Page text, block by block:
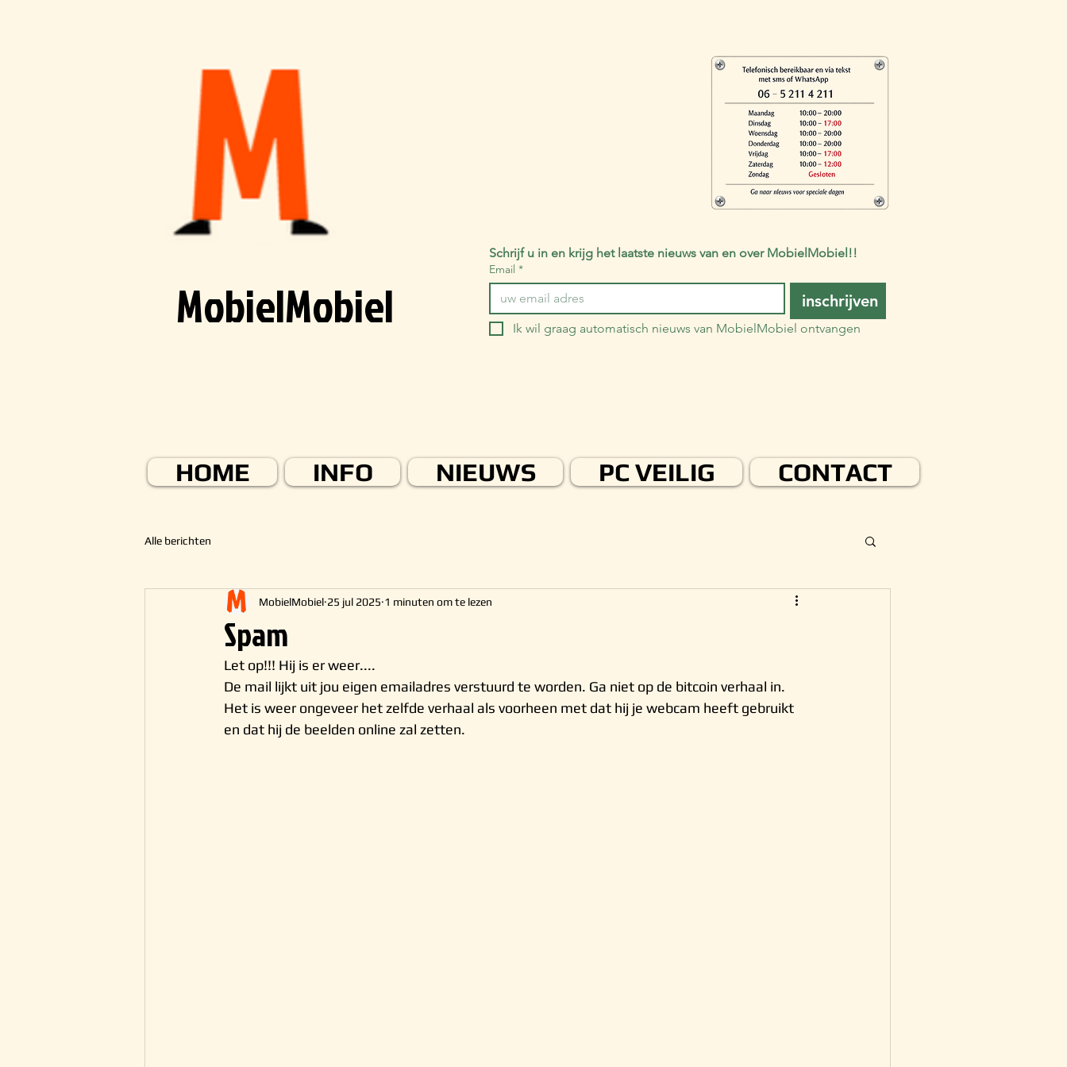
MobielMobiel
Schrijf u in en krijg het laatste nieuws van en over MobielMobiel!!
Email *
inschrijven
Ik wil graag automatisch nieuws van MobielMobiel ontvangen
HOME INFO NIEUWS PC VEILIG CONTACT
Alle berichten
Spam
MobielMobiel 25 jul 2025 1 minuten om te lezen
Let op!!! Hij is er weer....
De mail lijkt uit jou eigen emailadres verstuurd te worden. Ga niet op de bitcoin verhaal in.
Het is weer ongeveer het zelfde verhaal als voorheen met dat hij je webcam heeft gebruikt
en dat hij de beelden online zal zetten.